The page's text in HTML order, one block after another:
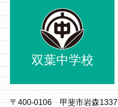
双葉中学校
〒400-0106 甲斐市岩森1337